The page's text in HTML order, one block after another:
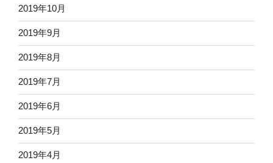
2019年10月
2019年9月
2019年8月
2019年7月
2019年6月
2019年5月
2019年4月